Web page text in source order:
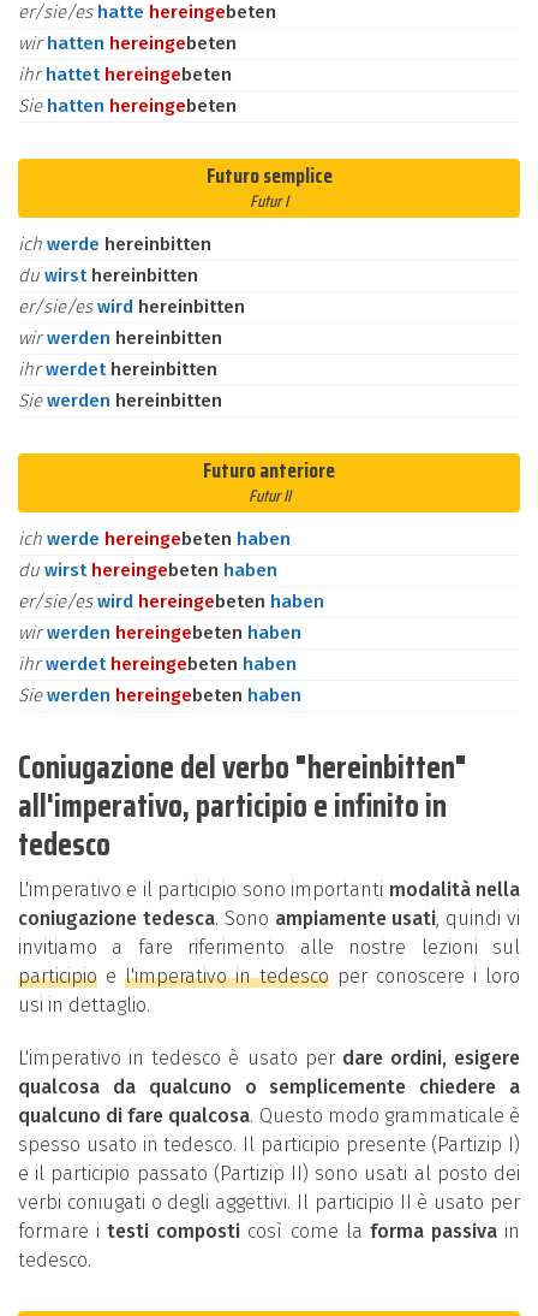
er/sie/es hatte hereingebeten
wirhatten hereingebeten
ihrhattet hereingebeten
Sie hatten hereingebeten
Futuro semplice
Futur I
ich werde hereinbitten
du wirst hereinbitten
er/sie/eswird hereinbitten
wirwerden hereinbitten
ihrwerdet hereinbitten
Siewerden hereinbitten
Futuro anteriore
Futur II
ich werde hereingebeten haben
du wirst hereingebeten haben
er/sie/eswird hereingebeten haben
wirwerden hereingebeten haben
ihrwerdet hereingebeten haben
Siewerden hereingebeten haben
Coniugazione del verbo "hereinbitten"
all'imperativo, participio e infinito in
tedesco
L'imperativo e il participio sono importanti modalità nella
coniugazione tedesca. Sono ampiamente usati, quindi vi
invitiamo a fare riferimento alle nostre lezioni sul
participio e l'imperativo in tedesco per conoscere i loro
usi in dettaglio.
L'imperativo in tedesco è usato per dare ordini, esigere
qualcosa da qualcuno o semplicemente chiedere a
qualcuno di fare qualcosa. Questo modo grammaticale è
spesso usato in tedesco. Il participio presente (Partizip I)
e il participio passato (Partizip II) sono usati al posto dei
verbi coniugati o degli aggettivi. Il participio II è usato per
formare itesti composti così come la forma passivain
tedesco.